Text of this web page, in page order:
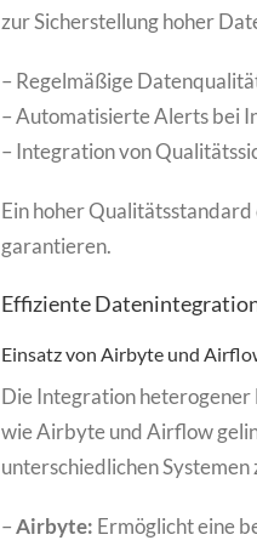
zur Sicherstellung hoher
– Regelmäßige
– Automatisierte Alerts bei
– Integration von
Ein hoher
garantieren.
Effiziente
Einsatz von Airbyte und
Die Integration
wie Airbyte und Airflow
unterschiedlichen Systemen
–Airbyte: Ermöglicht eine